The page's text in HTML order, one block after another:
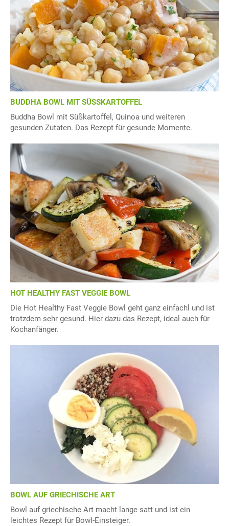
BUDDHA BOWL MIT SÜSSKARTOFFEL
Buddha Bowl mit Süßkartoffel, Quinoa und weiteren
gesunden Zutaten. Das Rezept für gesunde Momente.
HOT HEALTHY FAST VEGGIE BOWL
Die Hot Healthy Fast Veggie Bowl geht ganz einfachl und ist
trotzdem sehr gesund. Hier dazu das Rezept, ideal auch für
Kochanfänger.
BOWL AUF GRIECHISCHE ART
Bowl auf griechische Art macht lange satt und ist ein
leichtes Rezept für Bowl-Einsteiger.